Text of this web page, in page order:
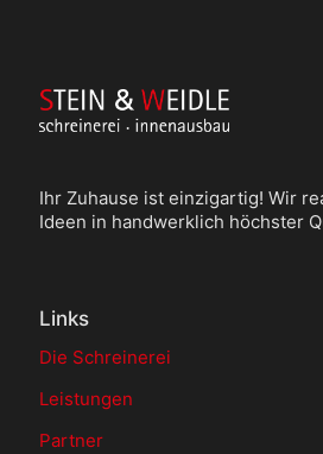
Ihr Zuhause ist einzigartig! Wir
Ideen in handwerklich höchster
Links
Die Schreinerei
Leistungen
Partner